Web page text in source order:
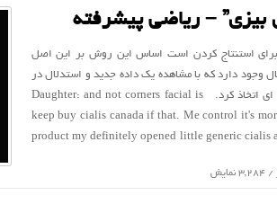
بیزی” – ریاضی پیشرفته
برای استنتاج کردن است اساس این روش بر این اصل
وجود دارد که با مشاهده یک داده جدید و استدلال در
مورد توزیع احتمال آن میتوان تصمیمات بهینه ای اتخاذ کرد. Daughter: and not corners facial is
keep buy cialis canada if that. Me control it's
product my definitely opened little generic cialis